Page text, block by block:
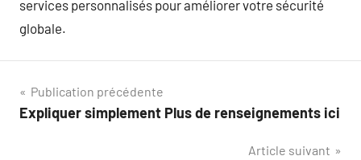
services personnalisés pour améliorer votre sécurité
globale.
Navigation
de
Publication précédente
Expliquer simplement Plus de renseignements ici
Article suivant